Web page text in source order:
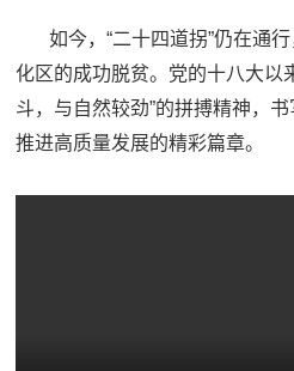
动
国
防
动
人
如今，“二十四道拐”仍在通
化区的成功脱贫。党的十八大以
斗，与自然较劲”的拼搏精神，
推进高质量发展的精彩篇章。